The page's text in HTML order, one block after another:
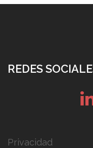
REDES
Privacidad